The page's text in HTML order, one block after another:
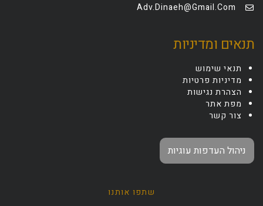
Adv.dinaeh@gmail.com
תנאים ומדיניות
תנאי שימוש
מדיניות פרטיות
הצהרת נגישות
מפת אתר
צור קשר
ניהול העדפות עוגיות
שתפו אותנו